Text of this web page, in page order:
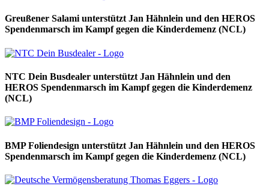
Greußener Salami unterstützt Jan Hähnlein und den HEROS
Spendenmarsch im Kampf gegen die Kinderdemenz (NCL)
NTC Dein Busdealer unterstützt Jan Hähnlein und den
HEROS Spendenmarsch im Kampf gegen die Kinderdemenz
(NCL)
BMP Foliendesign unterstützt Jan Hähnlein und den HEROS
Spendenmarsch im Kampf gegen die Kinderdemenz (NCL)